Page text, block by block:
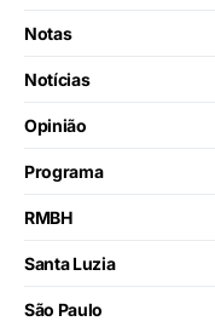
Notas
Notícias
Opinião
Programa
RMBH
Santa Luzia
São Paulo